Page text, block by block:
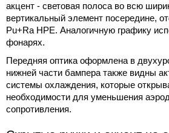
акцент - световая полоса во всю
вертикальный элемент посередине,
Pu+Ra HPE. Аналогичную графику
фонарях.
Передняя оптика оформлена в
нижней части бампера также видны
системы охлаждения, которые
необходимости для уменьшения
сопротивления.